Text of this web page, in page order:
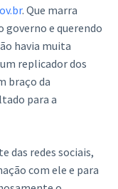
. Que marra
governo e querendo
havia muita
replicador dos
braço da
para a
das redes sociais,
com ele e para